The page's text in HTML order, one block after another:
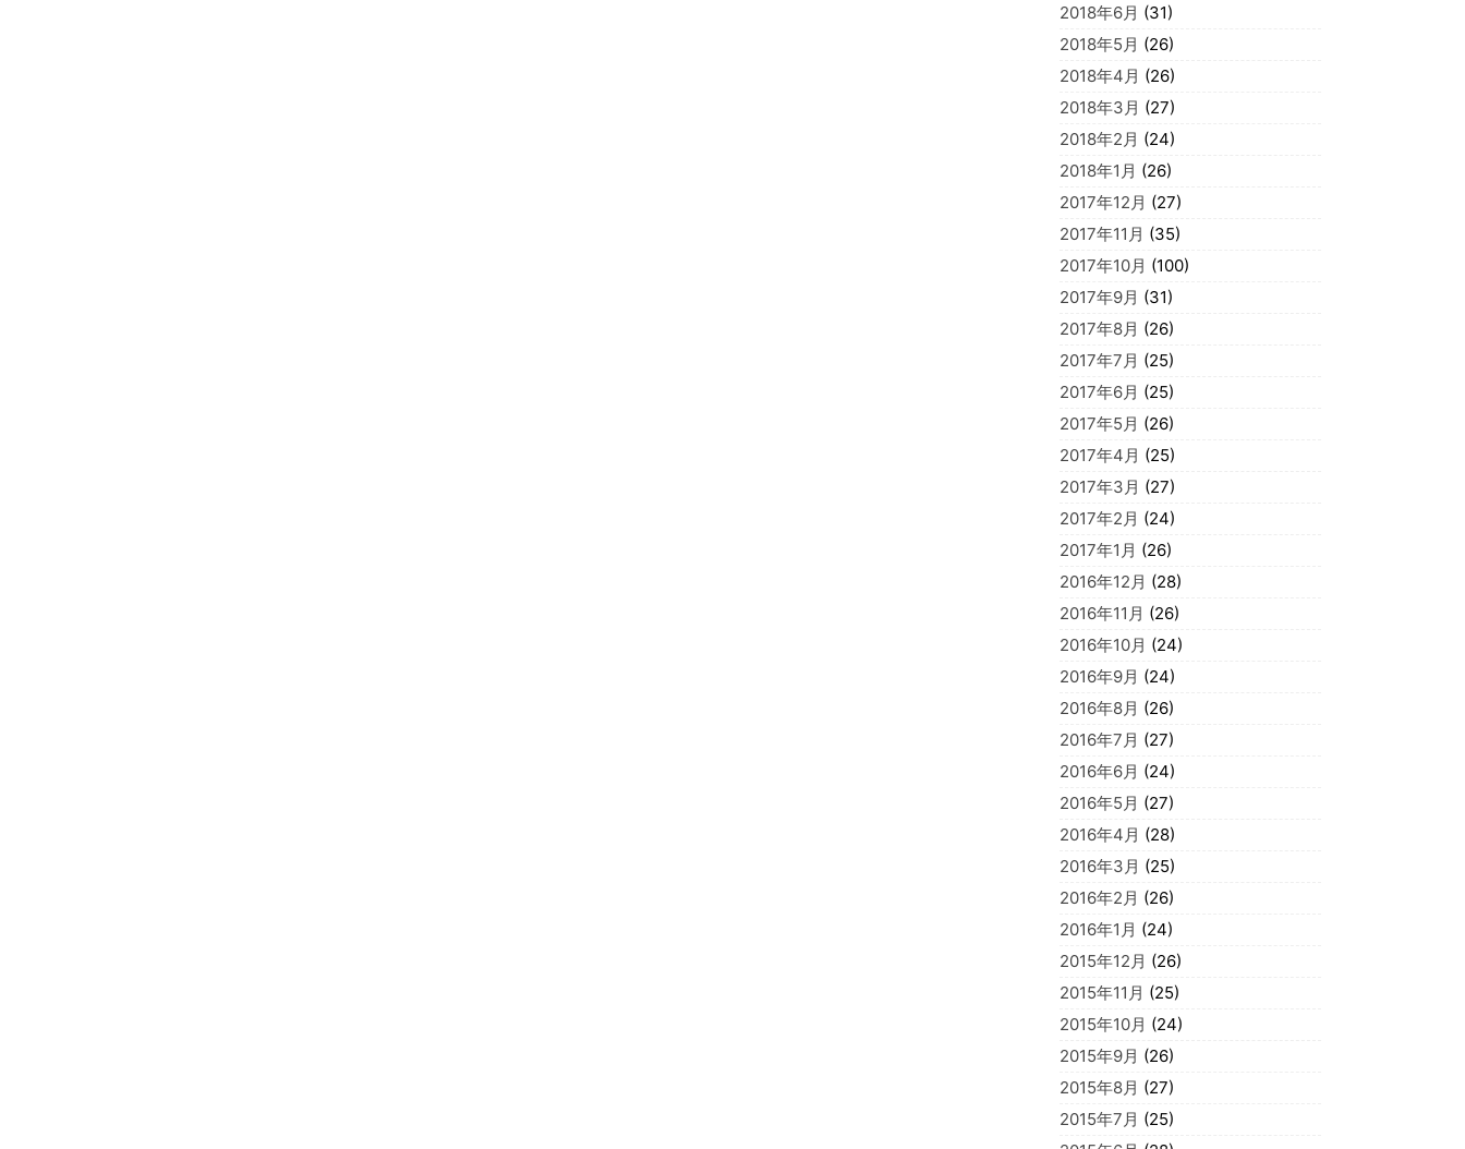
2018年6月 (31)
2018年5月 (26)
2018年4月 (26)
2018年3月 (27)
2018年2月 (24)
2018年1月 (26)
2017年12月 (27)
2017年11月 (35)
2017年10月 (100)
2017年9月 (31)
2017年8月 (26)
2017年7月 (25)
2017年6月 (25)
2017年5月 (26)
2017年4月 (25)
2017年3月 (27)
2017年2月 (24)
2017年1月 (26)
2016年12月 (28)
2016年11月 (26)
2016年10月 (24)
2016年9月 (24)
2016年8月 (26)
2016年7月 (27)
2016年6月 (24)
2016年5月 (27)
2016年4月 (28)
2016年3月 (25)
2016年2月 (26)
2016年1月 (24)
2015年12月 (26)
2015年11月 (25)
2015年10月 (24)
2015年9月 (26)
2015年8月 (27)
2015年7月 (25)